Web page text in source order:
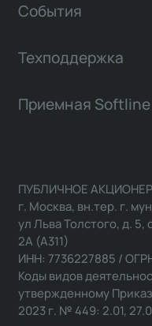
События
Техподдержка
Приемная Softline
ПУБЛИЧНОЕ
г. Москва, вн.тер. г.
ул Льва Толстого, д. 5,
2А (А311)
ИНН: 7736227885 /
Коды видов
утвержденному
2023 г. № 449: 2.01,